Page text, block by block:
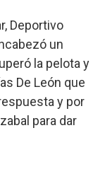
Deportivo
un
la pelota y
De León que
y por
para dar